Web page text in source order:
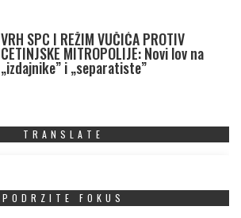
VRH SPC I REŽIM VUČIĆA PROTIV
CETINJSKE MITROPOLIJE: Novi lov na
„izdajnike” i „separatiste”
TRANSLATE
PODRZITE FOKUS